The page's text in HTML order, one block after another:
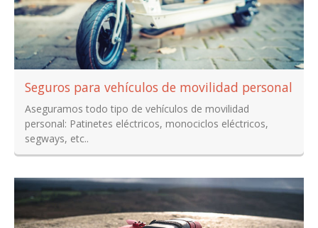
Seguros para vehículos de movilidad personal
Aseguramos todo tipo de vehículos de movilidad
personal: Patinetes eléctricos, monociclos eléctricos,
segways, etc..